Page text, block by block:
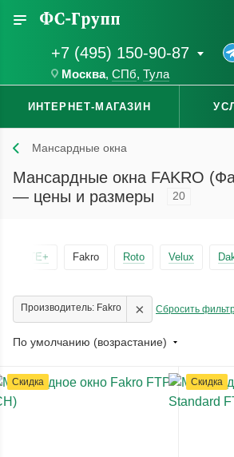
+7 (495) 150-90-87
Москва, СПб, Тула
ИНТЕРНЕТ-МАГАЗИН
Мансардные окна
Мансардные окна FAKRO
— цены и размеры
20
Fakro Roto Velux
Производитель: Fakro × Сбросить
По умолчанию (возрастание)
Скидка Скидка